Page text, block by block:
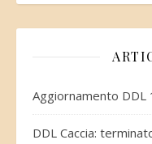
Aggiornamento DDL
DDL Caccia: